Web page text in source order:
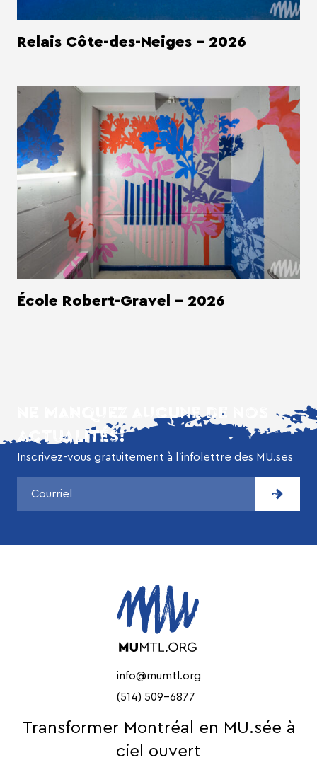
Relais Côte-des-Neiges - 2026
École Robert-Gravel - 2026
NE MANQUEZ AUCUNE DE NOS
ACTUALITÉS!
Inscrivez-vous gratuitement à l’infolettre des MU.ses
info@mumtl.org
(514) 509-6877
Transformer Montréal en MU.sée à
ciel ouvert